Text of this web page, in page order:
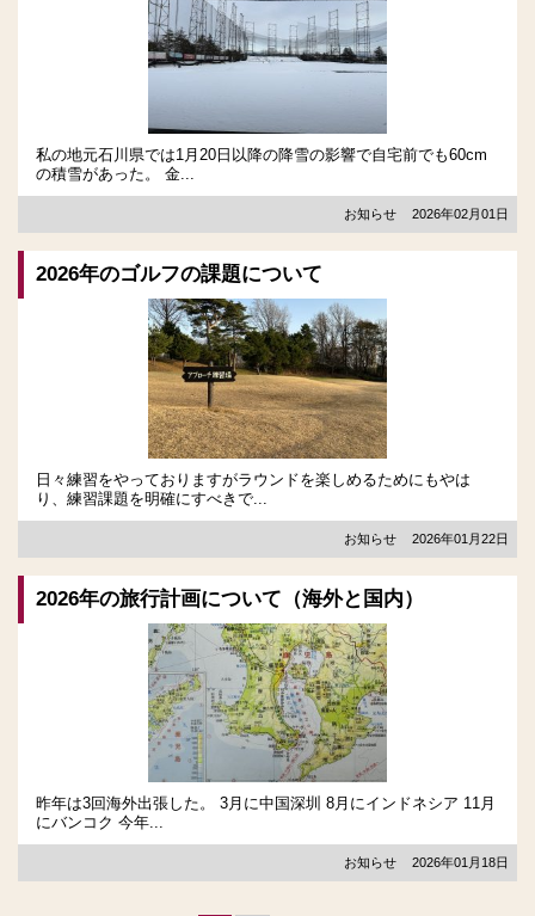
私の地元石川県では1月20日以降の降雪の影響で自宅前でも60cm
の積雪があった。 金...
お知らせ 2026年02月01日
2026年のゴルフの課題について
日々練習をやっておりますがラウンドを楽しめるためにもやは
り、練習課題を明確にすべきで...
お知らせ 2026年01月22日
2026年の旅行計画について（海外と国内）
昨年は3回海外出張した。 3月に中国深圳 8月にインドネシア 11月
にバンコク 今年...
お知らせ 2026年01月18日